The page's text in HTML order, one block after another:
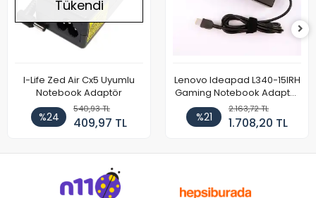
Tükendi
I-Life Zed Air Cx5 Uyumlu
Notebook Adaptör
%24
540,93 TL
409,97 TL
Lenovo Ideapad L340-15IRH
Gaming Notebook Adaptör
Cihazı Şarj Aleti (150W)
%21
2.163,72 TL
1.708,20 TL